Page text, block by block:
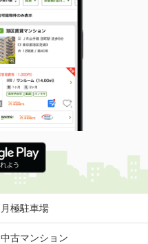
月極駐車場
中古マンション